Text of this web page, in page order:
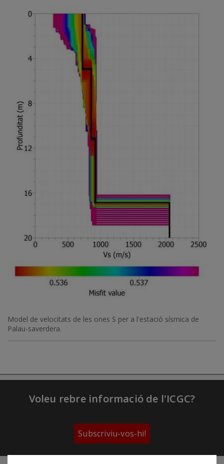
Imatge
Model de velocitats de les ones S per a l'estació sísmica de
Palau-saverdera.
Voleu rebre informació de l'ICGC?
Subscriviu-vos-hi!